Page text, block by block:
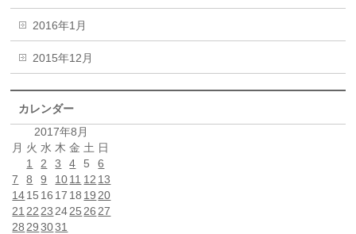
2016年1月
2015年12月
カレンダー
2017年8月
月 火 水 木 金 土 日
1
2 3 4 5
6
7
8 9 1011 12 13
1415 16 17 18 19 20
21 22 23 2425 26 27
28 29 3031